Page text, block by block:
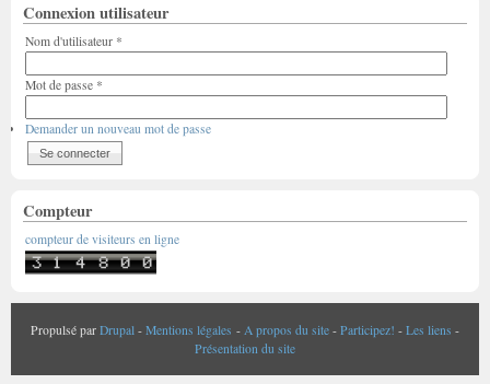
Connexion utilisateur
Nom d'utilisateur *
Mot de passe *
Demander un nouveau mot de passe
Compteur
compteur de visiteurs en ligne
Propulsé par Drupal - Mentions légales - A propos du site - Participez! - Les liens -
Présentation du site